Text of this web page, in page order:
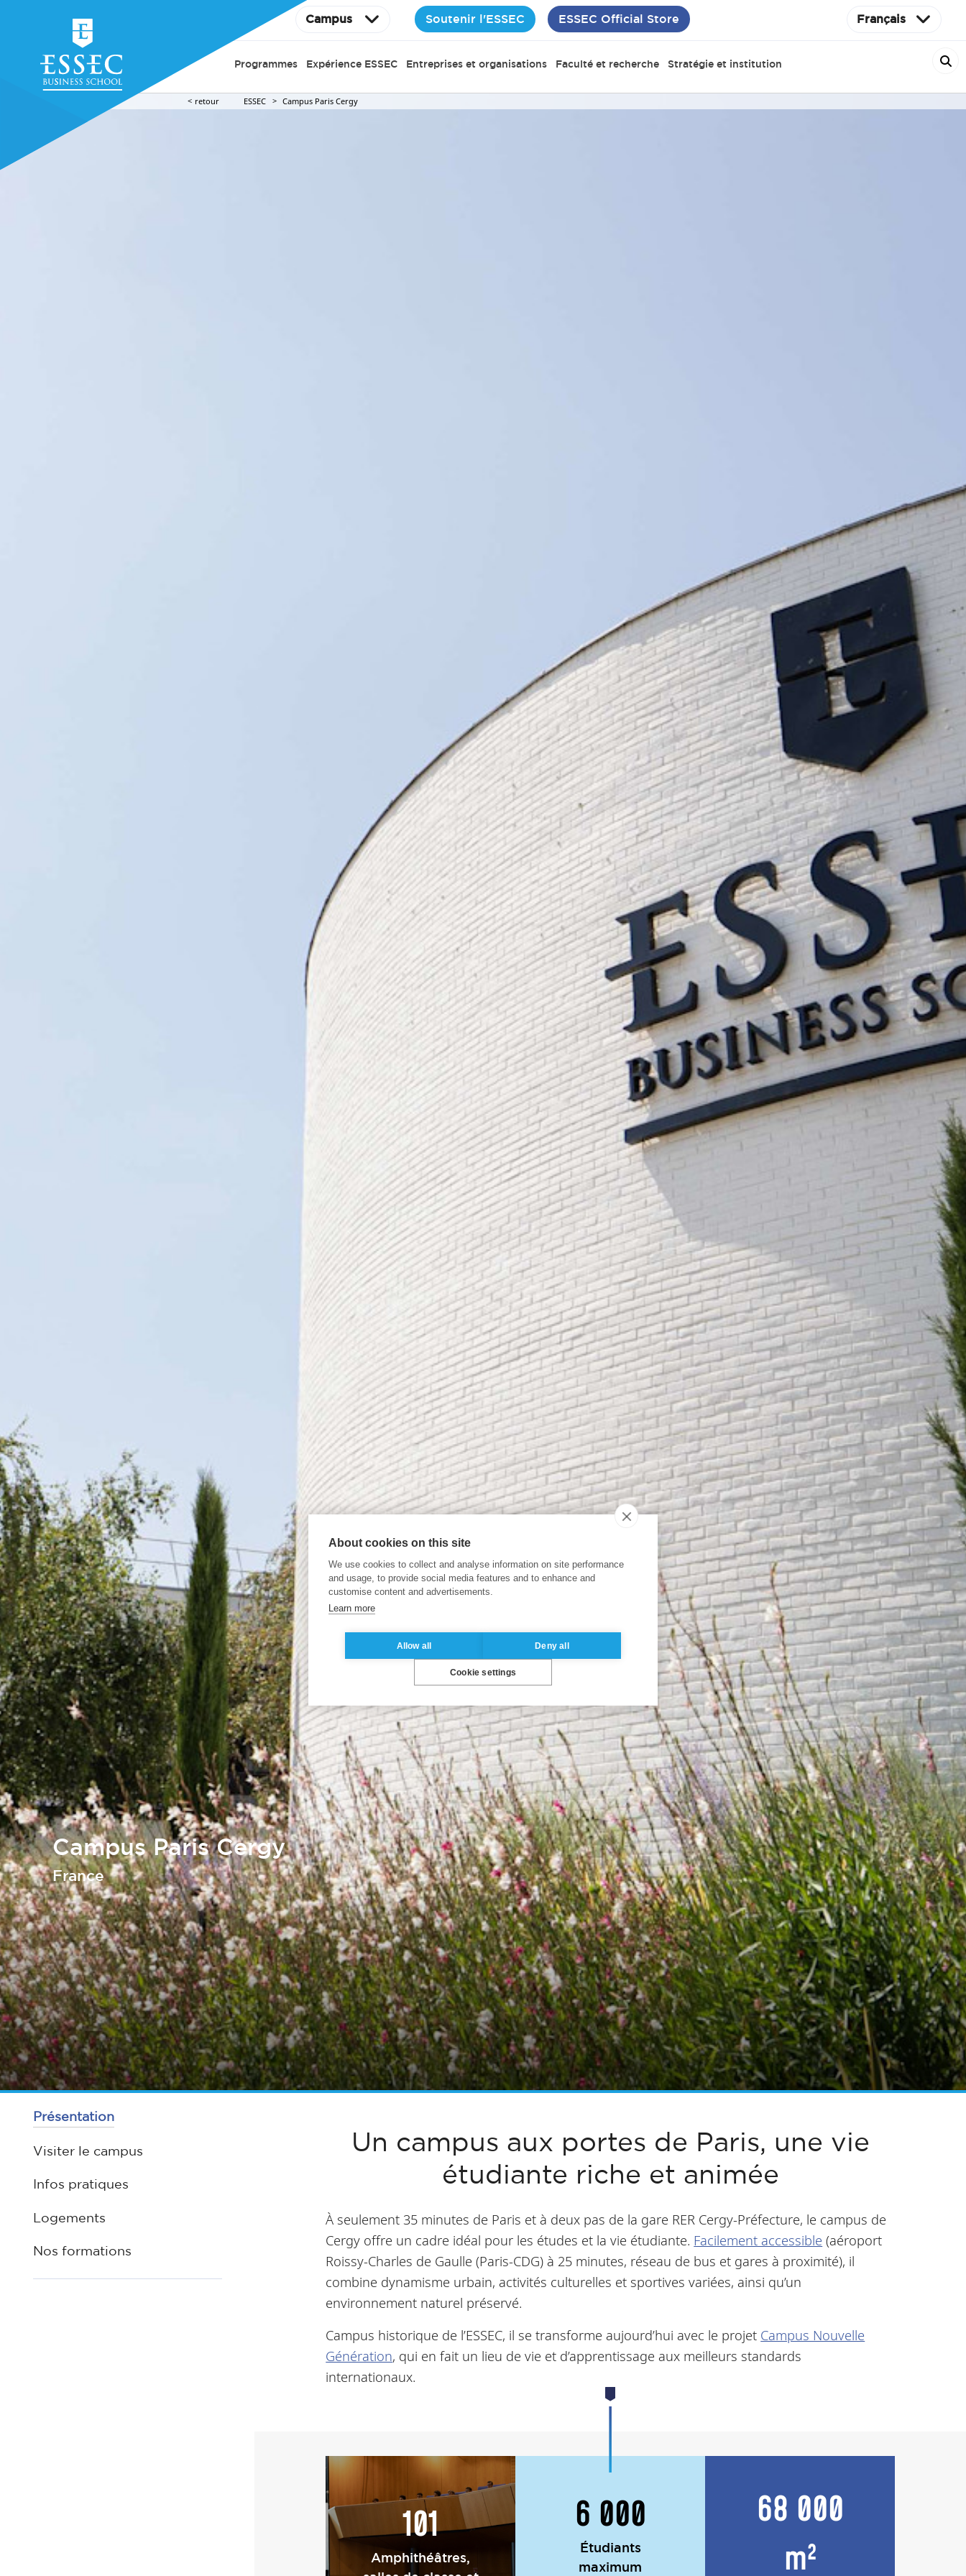
Campus Soutenir l'ESSEC ESSEC Official Store Français
Programmes Expérience ESSEC Entreprises et organisations Faculté et recherche Stratégie et institution
retour ESSEC Campus Paris Cergy
Campus Paris Cergy
France
Présentation
Visiter le campus
Infos pratiques
Logements
Nos formations
Un campus aux portes de Paris, une vie
étudiante riche et animée
À seulement 35 minutes de Paris et à deux pas de la gare RER Cergy-Préfecture, le campus de
Cergy offre un cadre idéal pour les études et la vie étudiante. Facilement accessible (aéroport
Roissy-Charles de Gaulle (Paris-CDG) à 25 minutes, réseau de bus et gares à proximité), il
combine dynamisme urbain, activités culturelles et sportives variées, ainsi qu’un
environnement naturel préservé.
Campus historique de l’ESSEC, il se transforme aujourd’hui avec le projet Campus Nouvelle
Génération, qui en fait un lieu de vie et d’apprentissage aux meilleurs standards
internationaux.
101
Amphithéâtres,
6 000
Étudiants
maximum
68 000
m²
About cookies on this site
We use cookies to collect and analyse information on site performance
and usage, to provide social media features and to enhance and
customise content and advertisements.
Learn more
Allow all Deny all
Cookie settings